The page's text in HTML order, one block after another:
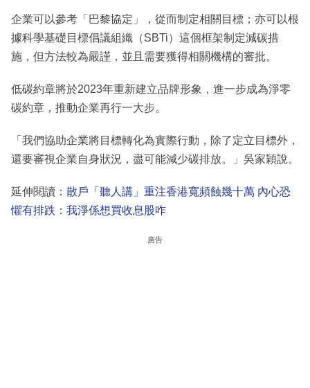
企業可以參考「巴黎協定」，從而制定相關目標；亦可以根
據科學基礎目標倡議組織（SBTi）這個框架制定減碳措
施，但方法較為嚴謹，並且需要獲得相關機構的審批。
低碳約章將於2023年重新建立品牌形象，進一步成為淨零
碳約章，推動企業再行一大步。
「我們協助企業將目標轉化為實際行動，除了定立目標外，
還要審視企業自身狀況，盡可能減少碳排放。」吳家穎說。
延伸閱讀： 散戶「聽人講」重注香港寬頻蝕幾十萬 內心恐
懼有排跌：我淨係想買收息股咋
廣告